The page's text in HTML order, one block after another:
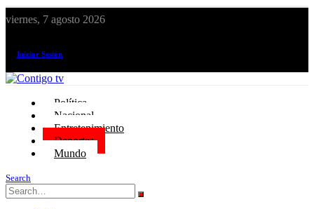
viernes, 7 agosto 2026
Iniciar Sesión
Política
Nacional
Entretenimiento
Deportes
Mundo
Search